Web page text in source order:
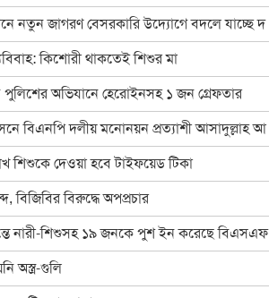
নতুন জাগরণ বেসরকারি উদ্যোগে বদলে যাচ্ছে দ
কিশোরী থাকতেই শিশুর মা
পুলিশের অভিযানে হেরোইনসহ ১ জন গ্রেফতার
বিএনপি দলীয় মনোনয়ন প্রত্যাশী আসাদুল্লাহ আ
শিশুকে দেওয়া হবে টাইফয়েড টিকা
বিজিবির বিরুদ্ধে অপপ্রচার
নারী-শিশুসহ ১৯ জনকে পুশ ইন করেছে বিএসএফ
অস্ত্র-গুলি